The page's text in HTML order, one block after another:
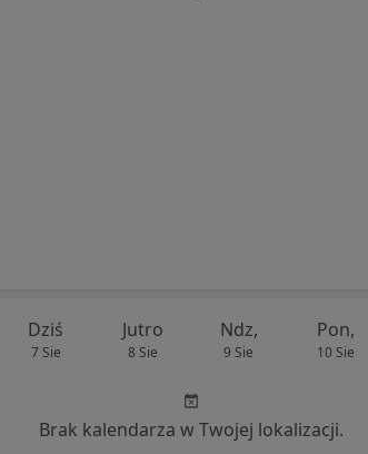
Dziś
7 Sie
Jutro
8 Sie
Ndz,
9 Sie
Pon,
10 Sie
Brak kalendarza w Twojej lokalizacji.